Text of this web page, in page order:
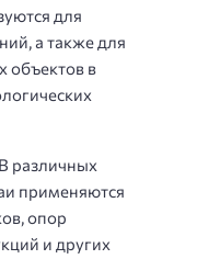
для
а также для
объектов в
различных
применяются
опор
и других